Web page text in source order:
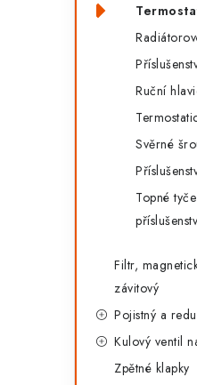
Ruční
Svěrné
Topné
Filtr,
závitový
Pojistný a
Kulový ventil
Zpětné klapky